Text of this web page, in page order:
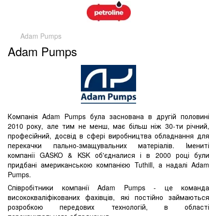
Adam Pumps
Adam Pumps
Компанія Adam Pumps була заснована в другій половині
2010 року, але тим не менш, має більш ніж 30-ти річний,
професійний, досвід в сфері виробництва обладнання для
перекачки пально-змащувальних матеріалів. Імениті
компанії GASKO & KSK об'єдналися і в 2000 році були
придбані американською компанією Tuthill, а надалі Adam
Pumps.
Співробітники компанії Adam Pumps - це команда
висококваліфікованих фахівців, які постійно займаються
розробкою передових технологій, в області